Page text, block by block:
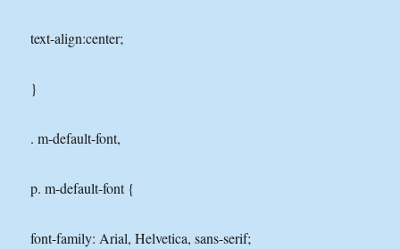
text-align:center;
}
. m-default-font,
p. m-default-font {
font-family: Arial, Helvetica, sans-serif;